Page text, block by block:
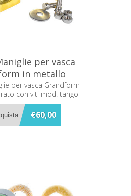
per vasca
in metallo
viti mod. tango
per vasca Grandform
con viti mod. tango
€60,00